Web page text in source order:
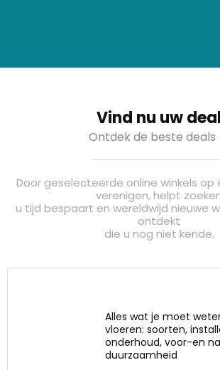
Vind nu uw deal
Ontdek de beste deals
Door geselecteerde online winkels
verenigen, helpt
u tijd bespaart en wereldwijd nieuwe
ontdekt
die u nog niet kende.
Alles wat je moet
vloeren: soorten,
onderhoud, voor-en
duurzaamheid